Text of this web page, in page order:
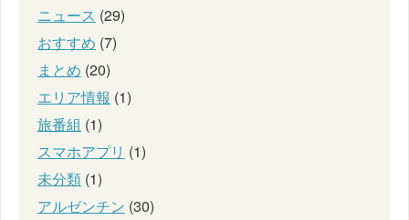
ニュース (29)
おすすめ (7)
まとめ (20)
エリア情報 (1)
旅番組 (1)
スマホアプリ (1)
未分類 (1)
アルゼンチン (30)